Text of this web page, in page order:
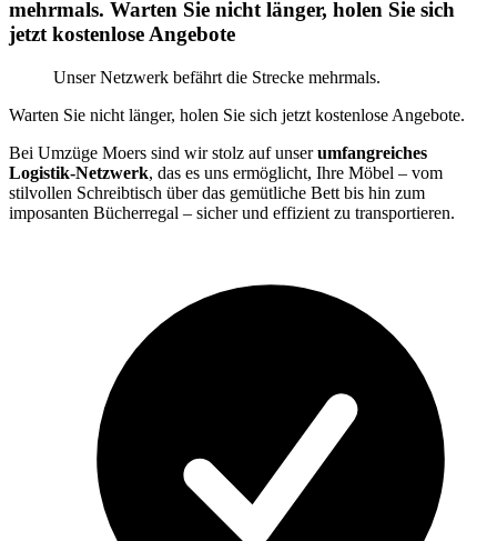
mehrmals. Warten Sie nicht länger, holen Sie sich
jetzt kostenlose Angebote
Unser Netzwerk befährt die Strecke mehrmals.
Warten Sie nicht länger, holen Sie sich jetzt kostenlose Angebote.
Bei Umzüge Moers sind wir stolz auf unserumfangreiches
Logistik-Netzwerk, das es uns ermöglicht, Ihre Möbel – vom
stilvollen Schreibtisch über das gemütliche Bett bis hin zum
imposanten Bücherregal – sicher und effizient zu transportieren.